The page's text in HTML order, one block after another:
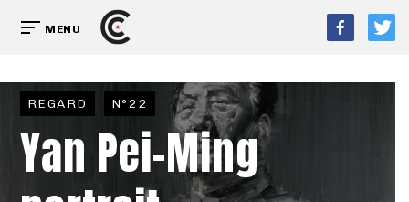
MENU
REGARD N°22
Yan Pei-Ming